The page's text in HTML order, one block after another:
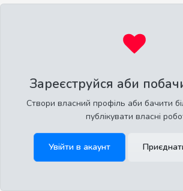
Зареєструйся аби
Створи власний профіль аби бачити
публікувати власні
Увійти в акаунт